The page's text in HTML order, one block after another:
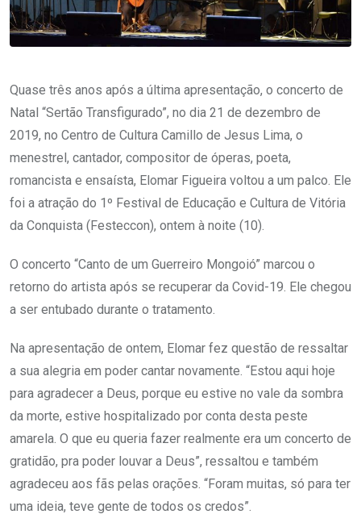
Quase três anos após a última apresentação, o concerto de
Natal “Sertão Transfigurado”, no dia 21 de dezembro de
2019, no Centro de Cultura Camillo de Jesus Lima, o
menestrel, cantador, compositor de óperas, poeta,
romancista e ensaísta, Elomar Figueira voltou a um palco. Ele
foi a atração do 1º Festival de Educação e Cultura de Vitória
da Conquista (Festeccon), ontem à noite (10).
O concerto “Canto de um Guerreiro Mongoió” marcou o
retorno do artista após se recuperar da Covid-19. Ele chegou
a ser entubado durante o tratamento.
Na apresentação de ontem, Elomar fez questão de ressaltar
a sua alegria em poder cantar novamente. “Estou aqui hoje
para agradecer a Deus, porque eu estive no vale da sombra
da morte, estive hospitalizado por conta desta peste
amarela. O que eu queria fazer realmente era um concerto de
gratidão, pra poder louvar a Deus”, ressaltou e também
agradeceu aos fãs pelas orações. “Foram muitas, só para ter
uma ideia, teve gente de todos os credos”.